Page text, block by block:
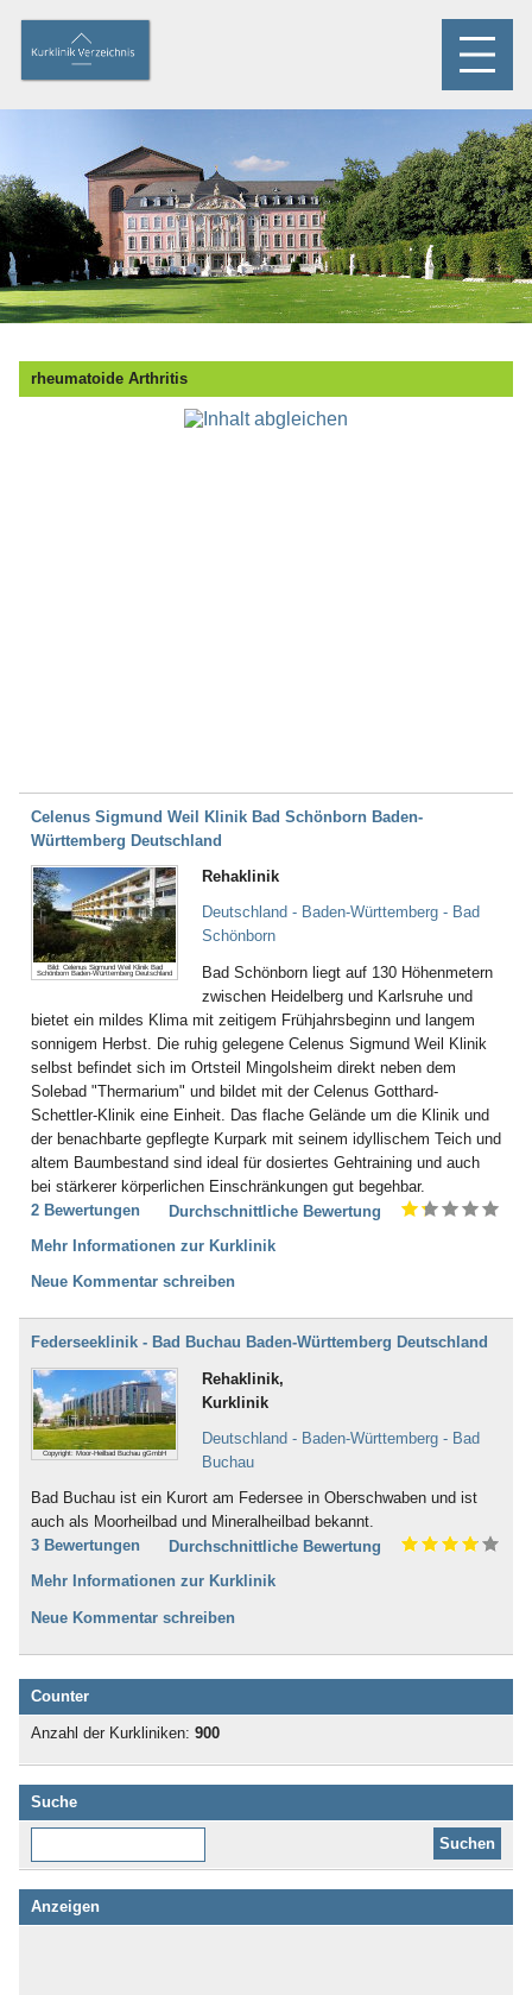
rheumatoide Arthritis
Celenus Sigmund Weil Klinik Bad Schönborn Baden-
Württemberg Deutschland
Bild: Celenus Sigmund Weil Klinik Bad
Schönborn Baden-Württemberg Deutschland
Rehaklinik
Deutschland - Baden-Württemberg - Bad
Schönborn
Bad Schönborn liegt auf 130 Höhenmetern
zwischen Heidelberg und Karlsruhe und
bietet ein mildes Klima mit zeitigem Frühjahrsbeginn und langem
sonnigem Herbst. Die ruhig gelegene Celenus Sigmund Weil Klinik
selbst befindet sich im Ortsteil Mingolsheim direkt neben dem
Solebad "Thermarium" und bildet mit der Celenus Gotthard-
Schettler-Klinik eine Einheit. Das flache Gelände um die Klinik und
der benachbarte gepflegte Kurpark mit seinem idyllischem Teich und
altem Baumbestand sind ideal für dosiertes Gehtraining und auch
bei stärkerer körperlichen Einschränkungen gut begehbar.
2 Bewertungen
Durchschnittliche Bewertung
Mehr Informationen zur Kurklinik
Neue Kommentar schreiben
Federseeklinik - Bad Buchau Baden-Württemberg Deutschland
Copyright: Moor-Heilbad Buchau gGmbH
Rehaklinik,
Kurklinik
Deutschland - Baden-Württemberg - Bad
Buchau
Bad Buchau ist ein Kurort am Federsee in Oberschwaben und ist
auch als Moorheilbad und Mineralheilbad bekannt.
3 Bewertungen
Durchschnittliche Bewertung
Mehr Informationen zur Kurklinik
Neue Kommentar schreiben
Counter
Anzahl der Kurkliniken: 900
Suche
Anzeigen